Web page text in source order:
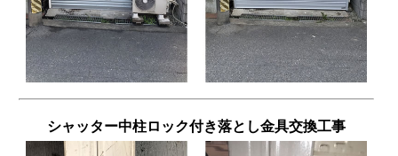
シャッター中柱ロック付き落とし金具交換工事